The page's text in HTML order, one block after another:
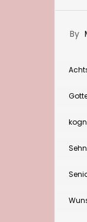
By